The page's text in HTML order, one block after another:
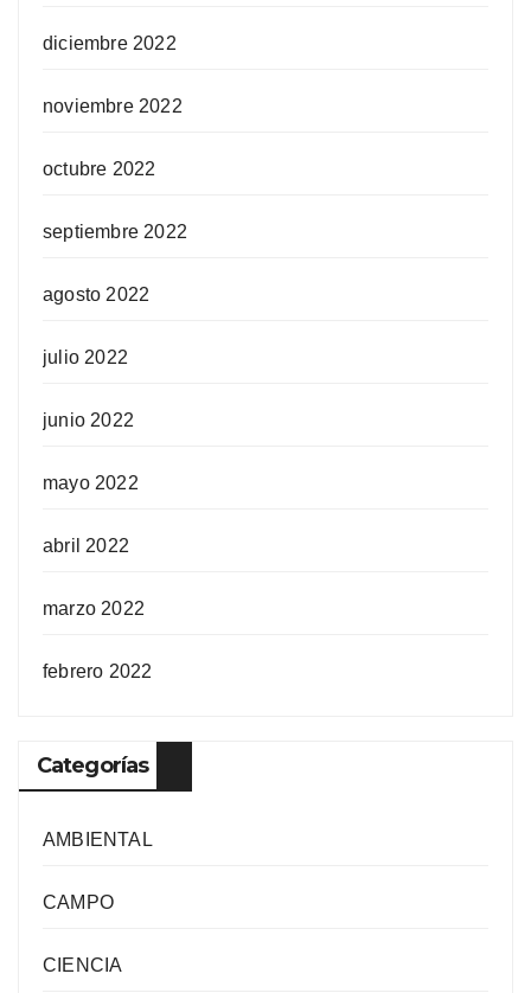
diciembre 2022
noviembre 2022
octubre 2022
septiembre 2022
agosto 2022
julio 2022
junio 2022
mayo 2022
abril 2022
marzo 2022
febrero 2022
Categorías
AMBIENTAL
CAMPO
CIENCIA